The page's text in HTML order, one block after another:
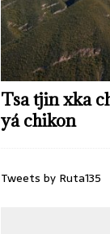
Tsa tjin xka
yá chikon
Tweets by Ruta135